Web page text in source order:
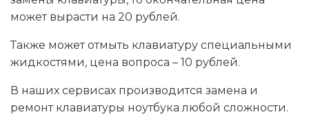
может вырасти на 20 рублей.
Также может отмыть клавиатуру специальными
жидкостями, цена вопроса – 10 рублей.
В наших сервисах производится замена и
ремонт клавиатуры ноутбука любой сложности.